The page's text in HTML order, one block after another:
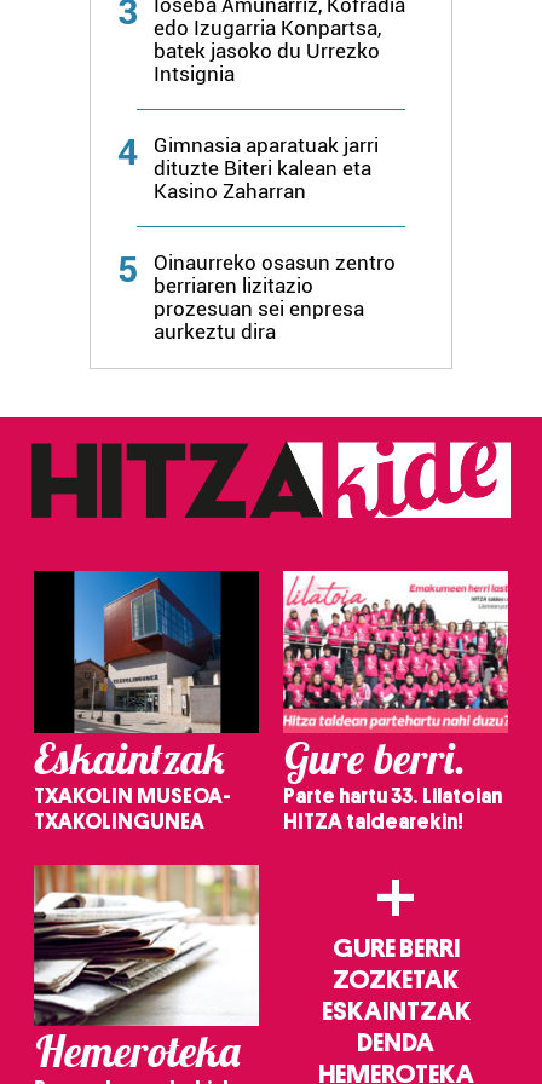
3
Ioseba Amunarriz, Kofradia
edo Izugarria Konpartsa,
batek jasoko du Urrezko
Intsignia
4
Gimnasia aparatuak jarri
dituzte Biteri kalean eta
Kasino Zaharran
5
Oinaurreko osasun zentro
berriaren lizitazio
prozesuan sei enpresa
aurkeztu dira
Eskaintzak
TXAKOLIN MUSEOA-
TXAKOLINGUNEA
Gure berri.
Parte hartu 33. Lilatoian
HITZA taldearekin!
Hemeroteka
+
GURE BERRI
ZOZKETAK
ESKAINTZAK
DENDA
HEMEROTEKA